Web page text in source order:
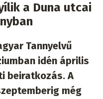
a Duna utcai
Tannyelvű
idén április
beiratkozás. A
még